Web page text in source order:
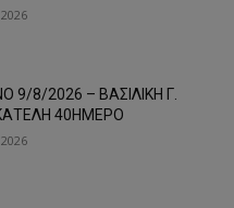
9/8/2026 – ΒΑΣΙΛΙΚΗ Γ.
40ΗΜΕΡΟ